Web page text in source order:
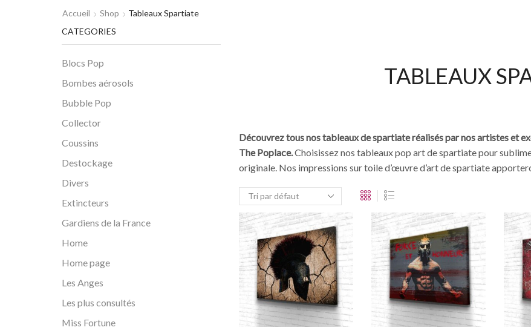
Accueil Shop Tableaux Spartiate
TABLEAUX
Découvrez tous nos tableaux de spartiate réalisés par nos artistes et
The Poplace.Choisissez nos tableaux pop art de spartiate pour
originale. Nos impressions sur toile d’œuvre d’art de spartiate
CATEGORIES
Blocs Pop
Bombes aérosols
Bubble Pop
Collector
Coussins
Destockage
Divers
Extincteurs
Gardiens de la France
Home
Home page
Les Anges
Les plus consultés
Miss Fortune